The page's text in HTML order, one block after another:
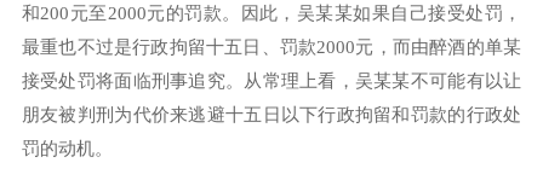
和200元至2000元的罚款。因此，吴某某如果自己接受处罚，
最重也不过是行政拘留十五日、罚款2000元，而由醉酒的单某
接受处罚将面临刑事追究。从常理上看，吴某某不可能有以让
朋友被判刑为代价来逃避十五日以下行政拘留和罚款的行政处
罚的动机。